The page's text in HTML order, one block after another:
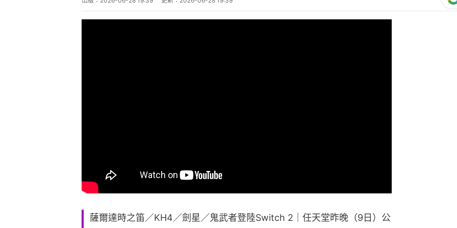
薩爾達時之笛／KH4／劍星／鬼武者登陸Switch 2｜任天堂昨晚（9日）公